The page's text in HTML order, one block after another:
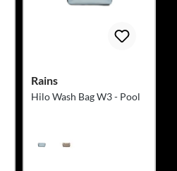
Rains
Hilo Wash Bag W3 - Pool